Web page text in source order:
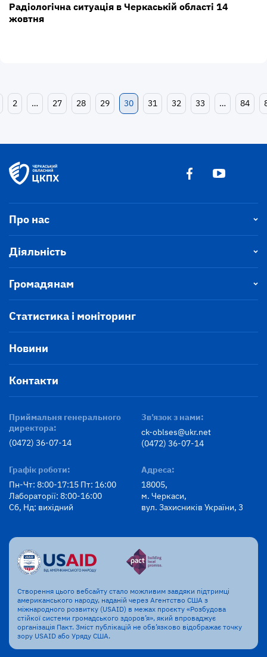
Радіологічна ситуація в Черкаській області 14
жовтня
2 … 27 28 29 30 31 32 33 … 84
Про нас
Діяльність
Громадянам
Статистика і моніторинг
Новини
Контакти
Приймальня генерального
директора:
(0472) 36-07-14
Зв’язок з нами:
ck-oblses@ukr.net
(0472) 36-07-14
Графік роботи:
Пн-Чт: 8:00-17:15 Пт: 16:00
Лабораторії: 8:00-16:00
Сб, Нд: вихідний
Адреса:
18005,
м. Черкаси,
вул. Захисників України, 3
Створення цього вебсайту стало можливим завдяки підтримці
американського народу, наданій через Агентство США з
міжнародного розвитку (USAID) в межах проєкту «Розбудова
стійкої системи громадського здоров’я», який впроваджує
організація Пакт. Зміст публікацій не обв’язково відображає точку
зору USAID або Уряду США.